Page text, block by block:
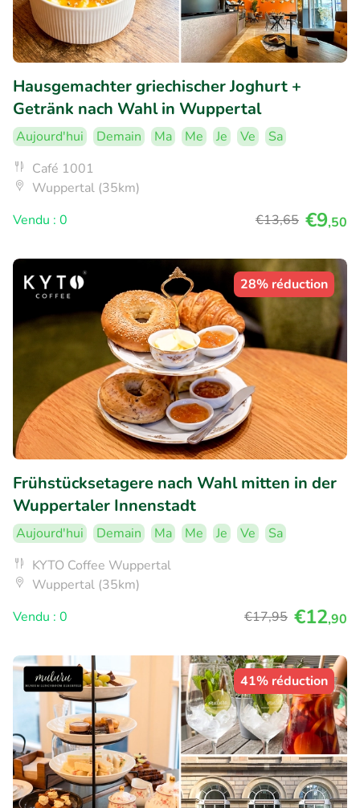
Hausgemachter griechischer Joghurt +
Getränk nach Wahl in Wuppertal
Aujourd'hui Demain Ma Me Je Ve
Sa
Café 1001
Wuppertal (35km)
Vendu : 0
€13,65 €9,50
28% réduction
Frühstücksetagere nach Wahl mitten in der
Wuppertaler Innenstadt
Aujourd'hui Demain Ma Me Je Ve
Sa
KYTO Coffee Wuppertal
Wuppertal (35km)
Vendu : 0
€17,95 €12,90
41% réduction